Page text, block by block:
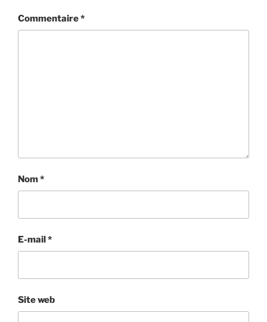
Commentaire*
Nom*
E-mail*
Site web